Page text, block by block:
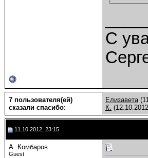
C
7 пользователя(ей)
сказали cпасибо:
Елизавета
К.
11.10.2012, 23:15
А. Комбаров
Guest